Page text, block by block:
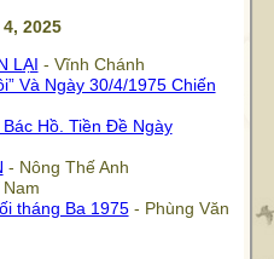
2025
LẠI - Vĩnh Chánh
Và Ngày 30/4/1975 Chiến
Hồ. Tiền Đề Ngày
- Nông Thế Anh
tháng Ba 1975- Phùng Văn